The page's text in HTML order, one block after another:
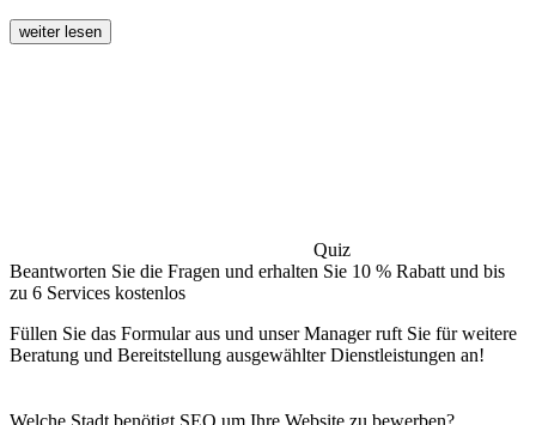
weiter lesen
Quiz
Beantworten Sie die Fragen und erhalten Sie 10 % Rabatt und bis
zu 6 Services kostenlos
Füllen Sie das Formular aus und unser Manager ruft Sie für weitere
Beratung und Bereitstellung ausgewählter Dienstleistungen an!
Welche Stadt benötigt SEO um Ihre Website zu bewerben?